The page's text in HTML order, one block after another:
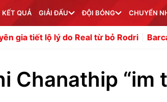
KẾT QUẢ GIẢI ĐẤU ĐỘI BÓNG CHUYỂN
do Real từ bỏ Rodri Barca lập danh
Chanathip “im